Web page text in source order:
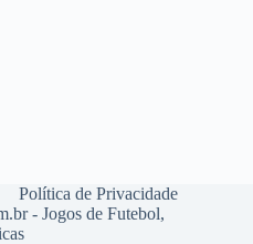
Política de Privacidade
- Jogos de Futebol,